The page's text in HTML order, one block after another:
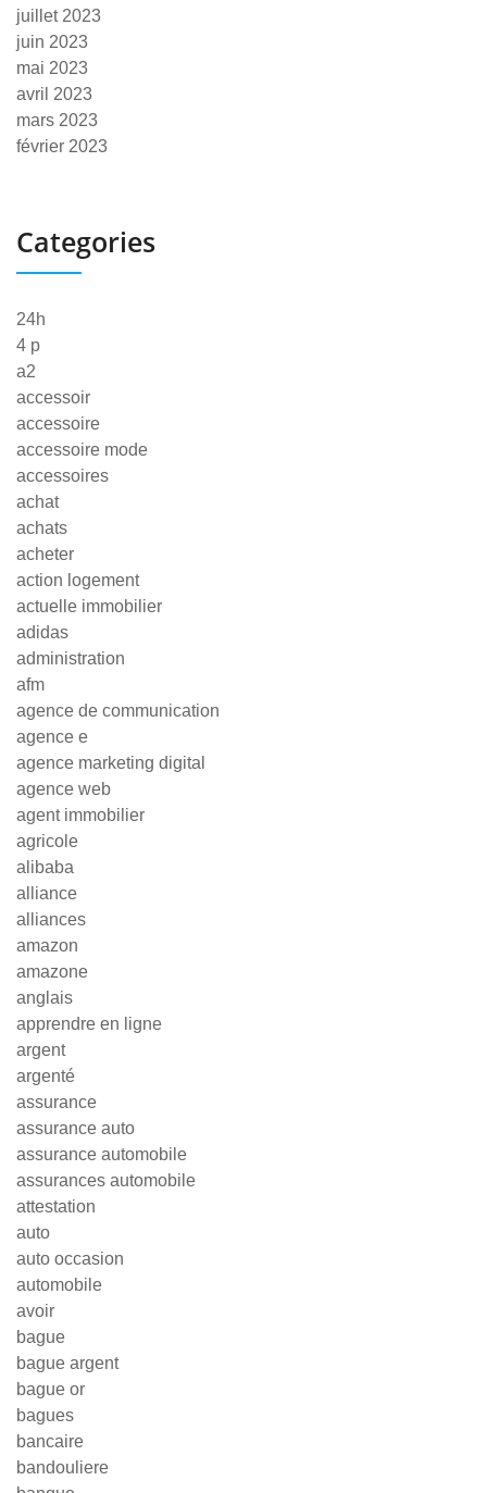
juillet 2023
juin 2023
mai 2023
avril 2023
mars 2023
février 2023
Categories
24h
4 p
a2
accessoir
accessoire
accessoire mode
accessoires
achat
achats
acheter
action logement
actuelle immobilier
adidas
administration
afm
agence de communication
agence e
agence marketing digital
agence web
agent immobilier
agricole
alibaba
alliance
alliances
amazon
amazone
anglais
apprendre en ligne
argent
argenté
assurance
assurance auto
assurance automobile
assurances automobile
attestation
auto
auto occasion
automobile
avoir
bague
bague argent
bague or
bagues
bancaire
bandouliere